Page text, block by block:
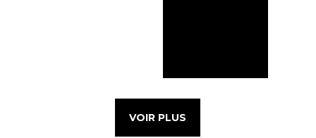
VOIR PLUS